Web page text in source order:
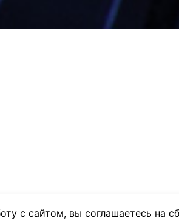
с сайтом, вы соглашаетесь на